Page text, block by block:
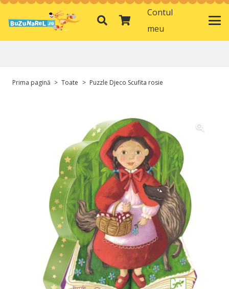
Contul
meu
Prima pagină > Toate > Puzzle Djeco Scufita rosie